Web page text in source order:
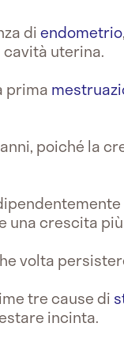
diendometrio
uterina.
prima
poiché la
una crescita
volta
tre cause di
incinta.